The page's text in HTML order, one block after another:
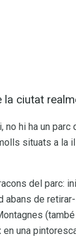
la ciutat
hi ha un parc
situats a la
del parc:
de
una